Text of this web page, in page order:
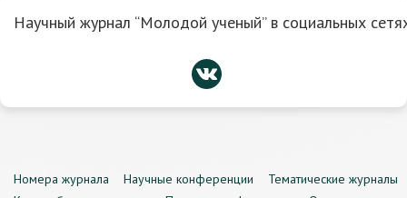
Научный журнал “Молодой ученый” в социальных
Номера журнала Научные конференции
Тематические журналы